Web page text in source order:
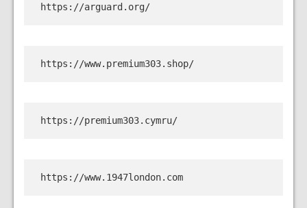
https://arguard.org/
https://www.premium303.shop/
https://premium303.cymru/
https://www.1947london.com